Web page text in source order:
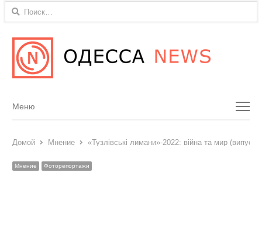
Найти:
Menu
Меню
Домой Мнение «Тузлівські лимани»-2022: війна та мир (випуск
Мнение Фоторепортажи